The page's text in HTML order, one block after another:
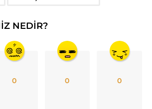
NEDIR?
0 0 0